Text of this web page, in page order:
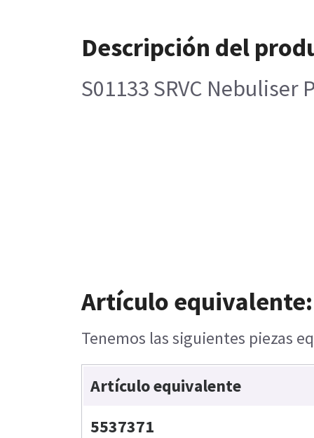
Descripción del
S01133 SRVC Nebuliser
Artículo equivalente:
Tenemos las siguientes piezas
Artículo equivalente
5537371